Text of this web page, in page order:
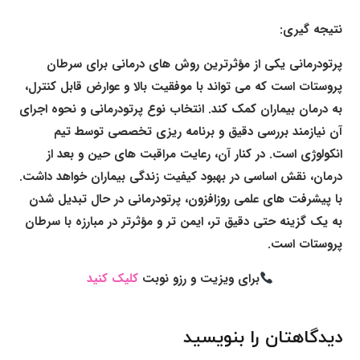
نتیجه گیری:
پرتودرمانی یکی از مؤثرترین روش های درمانی برای سرطان
پروستات است که می تواند با موفقیت بالا و عوارض قابل کنترل،
به درمان بیماران کمک کند. انتخاب نوع پرتودرمانی و نحوه اجرای
آن نیازمند بررسی دقیق و برنامه ریزی تخصصی توسط تیم
انکولوژی است. در کنار آن، رعایت مراقبت های حین و بعد از
درمان، نقش اساسی در بهبود کیفیت زندگی بیماران خواهد داشت.
با پیشرفت های علمی روزافزون، پرتودرمانی در حال تبدیل شدن
به یک گزینه حتی دقیق تر، ایمن تر و مؤثرتر در مبارزه با سرطان
پروستات است.
برای ویزیت و رزو نوبتکلیک کنید
دیدگاهتان را بنویسید